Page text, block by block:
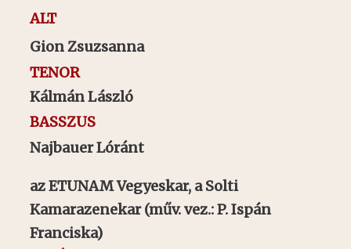
ALT
Gion Zsuzsanna
TENOR
Kálmán László
BASSZUS
Najbauer Lóránt
az ETUNAM Vegyeskar, a Solti
Kamarazenekar (műv. vez.: P. Ispán
Franciska)